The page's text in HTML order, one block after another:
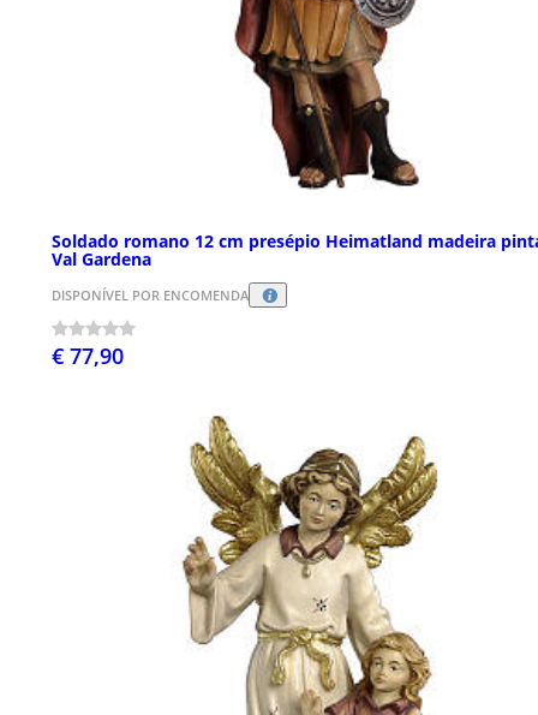
Soldado romano 12 cm presépio Heimatland madeira
Val Gardena
DISPONÍVEL POR ENCOMENDA
€ 77,90